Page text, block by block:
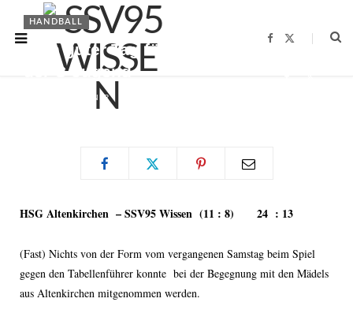
F
HANDBALL
Kein guter Tag für die Mädchen
der C-Jugend
FABIAN BRENNER
HSG Altenkirchen – SSV95 Wissen (11 : 8) 24 : 13
(Fast) Nichts von der Form vom vergangenen Samstag beim Spiel
gegen den Tabellenführer konnte bei der Begegnung mit den Mädels
aus Altenkirchen mitgenommen werden.